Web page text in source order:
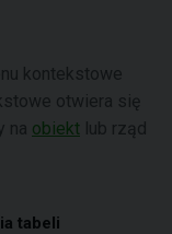
kontekstowe
otwiera się
na obiekt lub rząd
tabeli